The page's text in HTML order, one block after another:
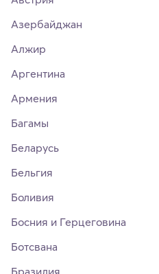
Азербайджан
Алжир
Аргентина
Армения
Багамы
Беларусь
Бельгия
Боливия
Босния и Герцеговина
Ботсвана